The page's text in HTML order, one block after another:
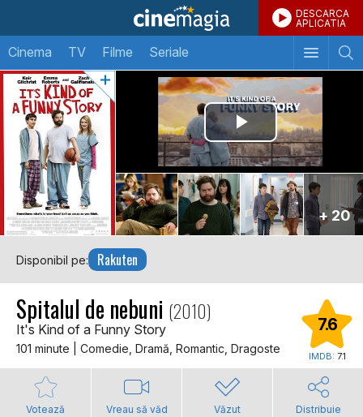
DESCARCA
APLICATIA
Cinema TV Filme Seriale
+ 20
Disponibil pe: Rakuten
Spitalul de nebuni (2010)
It's Kind of a Funny Story
101 minute | Comedie, Dramă, Romantic, Dragoste
7.6
IMDB: 7.1
Votează Vreau să văd Văzut Distribuie